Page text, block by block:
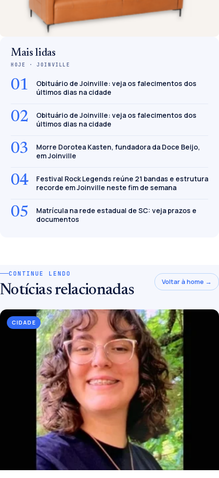
Mais lidas
HOJE · JOINVILLE
01
Obituário de Joinville: veja os falecimentos dos
últimos dias na cidade
02
Obituário de Joinville: veja os falecimentos dos
últimos dias na cidade
03
Morre Dorotea Kasten, fundadora da Doce Beijo,
em Joinville
04
Festival Rock Legends reúne 21 bandas e estrutura
recorde em Joinville neste fim de semana
05
Matrícula na rede estadual de SC: veja prazos e
documentos
CONTINUE LENDO
Notícias relacionadas
Voltar à home →
CIDADE